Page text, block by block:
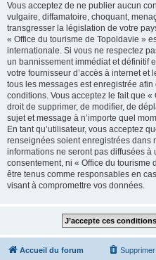
Vous acceptez de ne publier aucun
vulgaire, diffamatoire, choquant,
transgresser la législation de votre
« Office du tourisme de Topoldavie »
internationale. Si vous ne respectez
un bannissement immédiat et définitif
votre fournisseur d’accès à internet et
tous les messages est enregistrée
conditions. Vous acceptez le fait que
droit de supprimer, de modifier, de
sujet et message à n’importe quel
En tant qu’utilisateur, vous acceptez
renseignées soient enregistrées dans
informations ne seront pas diffusées à
consentement, ni « Office du tourisme
être tenus comme responsables en
visant à compromettre vos données.
Accueil du forum